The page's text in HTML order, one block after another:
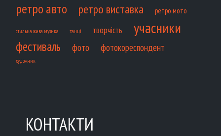
ретро авто ретро виставка ретро мото
стильна жива музика танці творчість учасники
фестиваль фото фотокореспондент
художник
КОНТАКТИ